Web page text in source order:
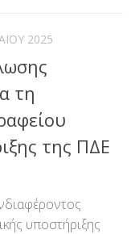
2025
τη
της ΠΔΕ
υποστήριξης